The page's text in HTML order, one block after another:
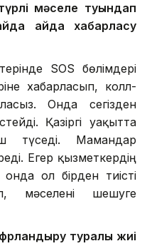
мәселе туындап
қайда хабарласу
SOS бөлімдері
хабарласып, колл-
Онда сегізден
Қазіргі уақытта
түседі. Мамандар
Егер қызметкердің
онда ол бірден тиісті
мәселені шешуге
туралы жиі